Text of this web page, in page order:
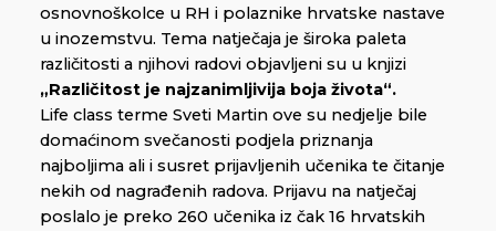
osnovnoškolce u RH i polaznike hrvatske nastave
u inozemstvu. Tema natječaja je široka paleta
različitosti a njihovi radovi objavljeni su u knjizi
„Različitost je najzanimljivija boja života“.
Life class terme Sveti Martin ove su nedjelje bile
domaćinom svečanosti podjela priznanja
najboljima ali i susret prijavljenih učenika te čitanje
nekih od nagrađenih radova. Prijavu na natječaj
poslalo je preko 260 učenika iz čak 16 hrvatskih